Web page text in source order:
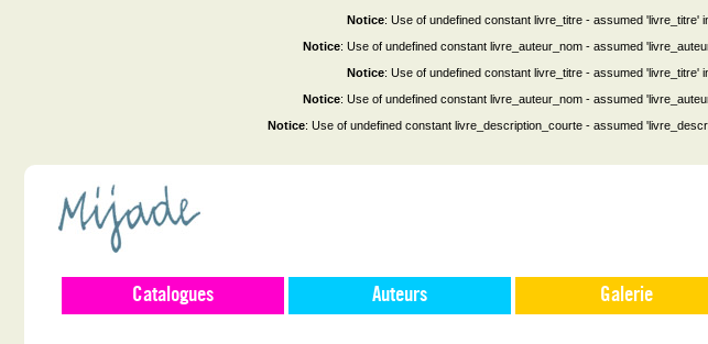
Notice: Use of undefined constant livre_titre - assumed 'livre_titre'
Notice: Use of undefined constant livre_auteur_nom - assumed
Notice: Use of undefined constant livre_titre - assumed 'livre_titre'
Notice: Use of undefined constant livre_auteur_nom - assumed
Notice: Use of undefined constant livre_description_courte - assumed
Catalogues Auteurs Galerie